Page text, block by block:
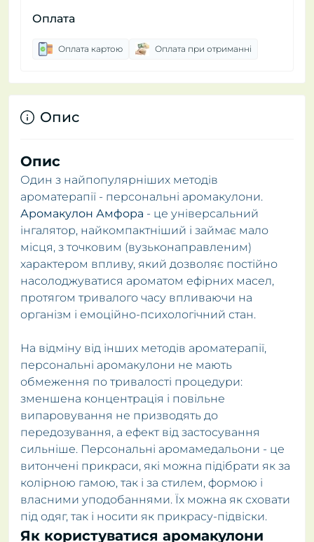
Оплата
Оплата картою Оплата при отриманні
Опис
Опис
Один з найпопулярніших методів
ароматерапії - персональні аромакулони.
Аромакулон Амфора - це універсальний
інгалятор, найкомпактніший і займає мало
місця, з точковим (вузьконаправленим)
характером впливу, який дозволяє постійно
насолоджуватися ароматом ефірних масел,
протягом тривалого часу впливаючи на
організм і емоційно-психологічний стан.
На відміну від інших методів ароматерапії,
персональні аромакулони не мають
обмеження по тривалості процедури:
зменшена концентрація і повільне
випаровування не призводять до
передозування, а ефект від застосування
сильніше. Персональні аромамедальони - це
витончені прикраси, які можна підібрати як за
колірною гамою, так і за стилем, формою і
власними уподобаннями. Їх можна як сховати
під одяг, так і носити як прикрасу-підвіски.
Як користуватися аромакулони